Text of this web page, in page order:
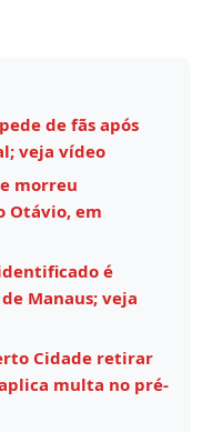
de fãs após
veja vídeo
morreu
Otávio, em
é
Manaus; veja
Cidade retirar
multa no pré-